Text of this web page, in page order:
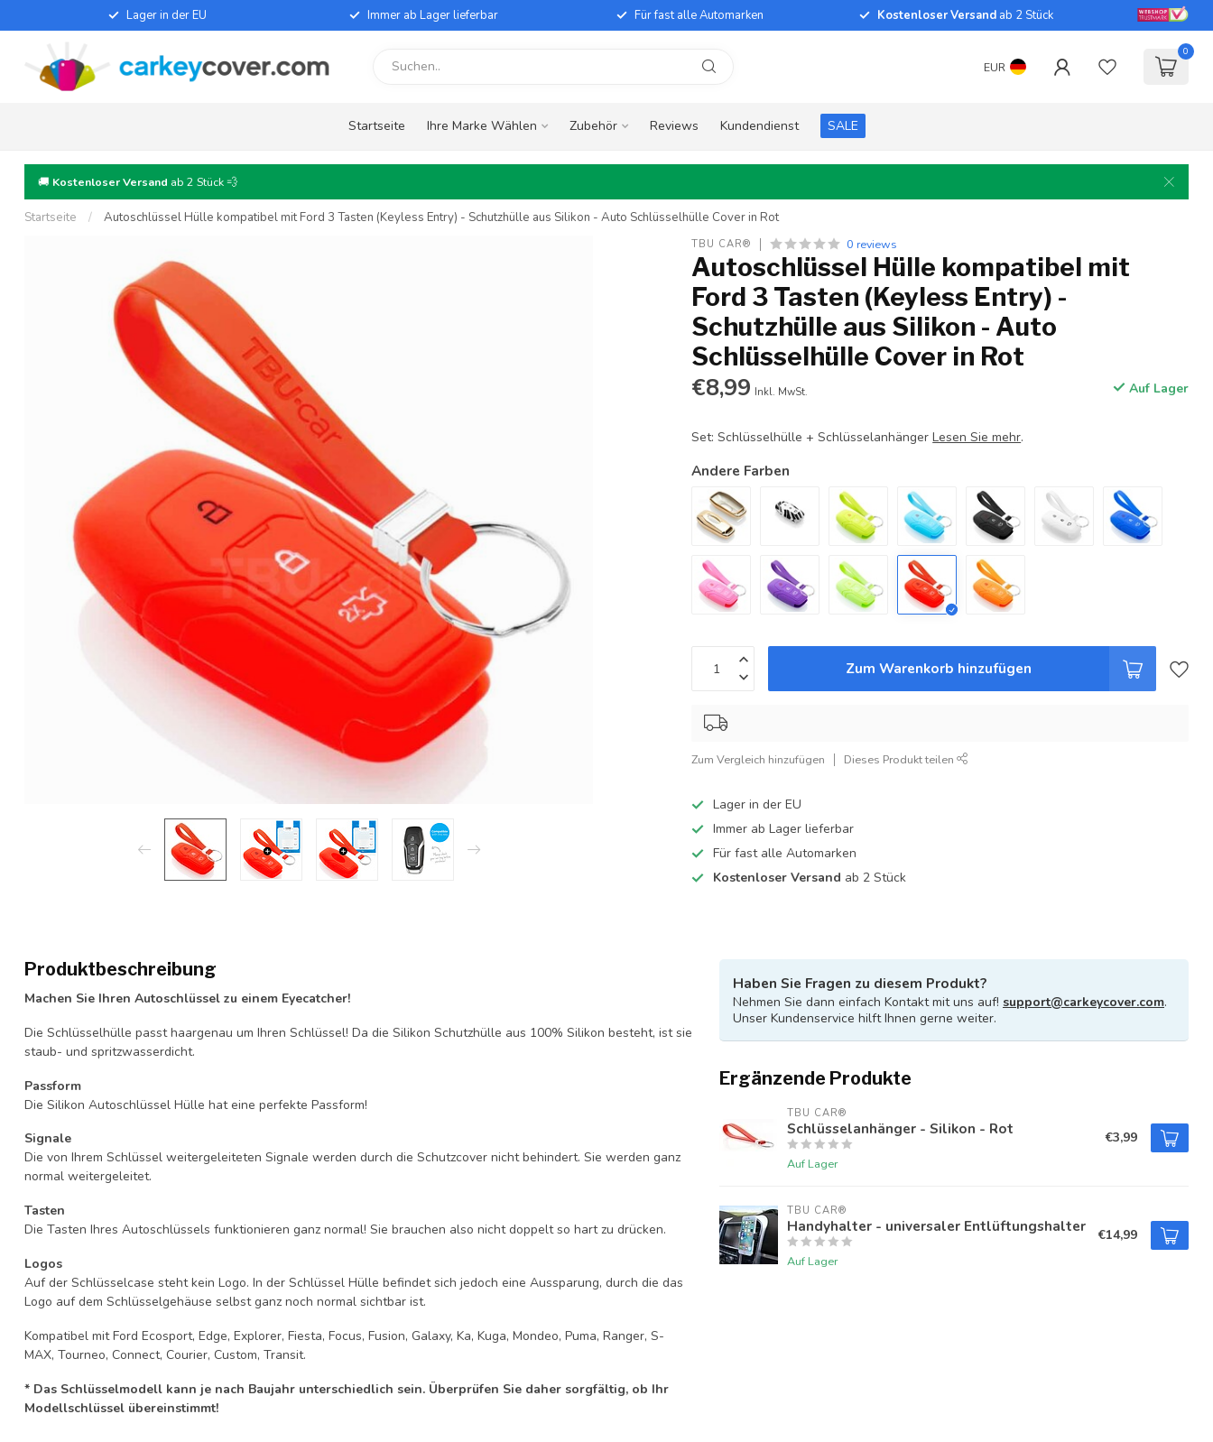
Lager in der EU Immer ab Lager lieferbar Für fast alle Automarken Kostenloser Versand ab 2 Stück
EUR
0
Startseite Ihre Marke Wählen Zubehör Reviews Kundendienst SALE
🚚 Kostenloser Versand ab 2 Stück 💨
Startseite / Autoschlüssel Hülle kompatibel mit Ford 3 Tasten (Keyless Entry) - Schutzhülle aus Silikon - Auto Schlüsselhülle Cover in Rot
TBU CAR® 0 reviews
Autoschlüssel Hülle kompatibel mit
Ford 3 Tasten (Keyless Entry) -
Schutzhülle aus Silikon - Auto
Schlüsselhülle Cover in Rot
€8,99 Inkl. MwSt. Auf Lager
Set: Schlüsselhülle + SchlüsselanhängerLesen Sie mehr.
Andere Farben
Zum Warenkorb hinzufügen
Zum Vergleich hinzufügen Dieses Produkt teilen
Lager in der EU
Immer ab Lager lieferbar
Für fast alle Automarken
Kostenloser Versand ab 2 Stück
Produktbeschreibung
Machen Sie Ihren Autoschlüssel zu einem Eyecatcher!
Die Schlüsselhülle passt haargenau um Ihren Schlüssel! Da die Silikon Schutzhülle aus 100% Silikon besteht, ist sie
staub- und spritzwasserdicht.
Passform
Die Silikon Autoschlüssel Hülle hat eine perfekte Passform!
Signale
Die von Ihrem Schlüssel weitergeleiteten Signale werden durch die Schutzcover nicht behindert. Sie werden ganz
normal weitergeleitet.
Tasten
Die Tasten Ihres Autoschlüssels funktionieren ganz normal! Sie brauchen also nicht doppelt so hart zu drücken.
Logos
Auf der Schlüsselcase steht kein Logo. In der Schlüssel Hülle befindet sich jedoch eine Aussparung, durch die das
Logo auf dem Schlüsselgehäuse selbst ganz noch normal sichtbar ist.
Kompatibel mit Ford Ecosport, Edge, Explorer, Fiesta, Focus, Fusion, Galaxy, Ka, Kuga, Mondeo, Puma, Ranger, S-
MAX, Tourneo, Connect, Courier, Custom, Transit.
* Das Schlüsselmodell kann je nach Baujahr unterschiedlich sein. Überprüfen Sie daher sorgfältig, ob Ihr
Modellschlüssel übereinstimmt!
Haben Sie Fragen zu diesem Produkt?
Nehmen Sie dann einfach Kontakt mit uns auf! support@carkeycover.com.
Unser Kundenservice hilft Ihnen gerne weiter.
Ergänzende Produkte
TBU CAR®
Schlüsselanhänger - Silikon - Rot
Auf Lager
€3,99
TBU CAR®
Handyhalter - universaler Entlüftungshalter
Auf Lager
€14,99